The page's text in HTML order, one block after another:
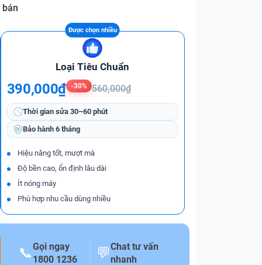
Loại Tiêu Chuẩn
390,000₫ -30% 560,000₫
Thời gian sửa 30–60 phút
Bảo hành 6 tháng
Hiệu năng tốt, mượt mà
Độ bền cao, ổn định lâu dài
Ít nóng máy
Phù hợp nhu cầu dùng nhiều
📞Gọi ngay
1800 1236
💬Chat tư vấn
nhanh